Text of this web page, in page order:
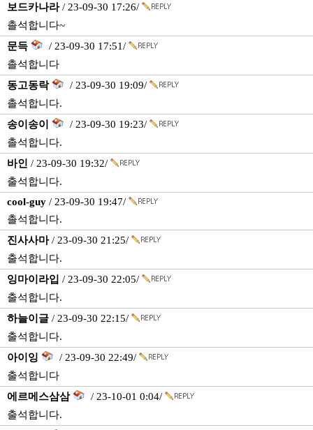
보드카나라/ 23-09-30 17:26/
촐석합니다~
문득
/ 23-09-30 17:51/
촐석합니다
동고동락
/ 23-09-30 19:09/
촐석합니다.
송이송이
/ 23-09-30 19:23/
촐석합니다.
바인 / 23-09-30 19:32/
출석합니다.
cool-guy / 23-09-30 19:47/
촐석합니다.
진사사마/ 23-09-30 21:25/
출석합니다.
잉마이라입 / 23-09-30 22:05/
출석합니다.
하늘이글 / 23-09-30 22:15/
출석합니다.
아이잉
/ 23-09-30 22:49/
출석합니다
에르메스삼삼
/ 23-10-01 0:04/
출석합니다.